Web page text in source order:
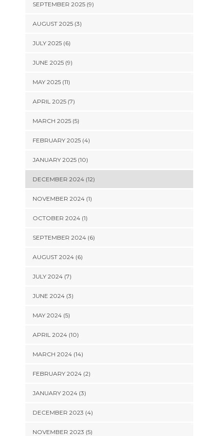
SEPTEMBER 2025 (9)
AUGUST 2025 (3)
JULY 2025 (6)
JUNE 2025 (9)
MAY 2025 (11)
APRIL 2025 (7)
MARCH 2025 (5)
FEBRUARY 2025 (4)
JANUARY 2025 (10)
DECEMBER 2024 (12)
NOVEMBER 2024 (1)
OCTOBER 2024 (1)
SEPTEMBER 2024 (6)
AUGUST 2024 (6)
JULY 2024 (7)
JUNE 2024 (3)
MAY 2024 (5)
APRIL 2024 (10)
MARCH 2024 (14)
FEBRUARY 2024 (2)
JANUARY 2024 (3)
DECEMBER 2023 (4)
NOVEMBER 2023 (5)